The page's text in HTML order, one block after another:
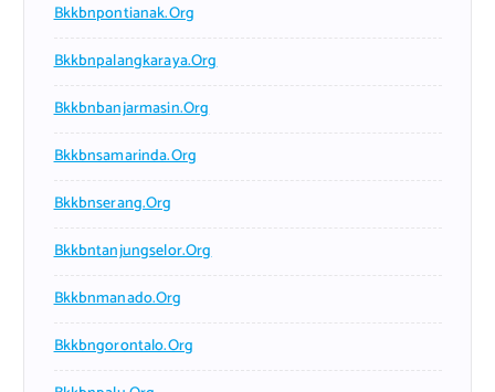
Bkkbnpontianak.org
Bkkbnpalangkaraya.org
Bkkbnbanjarmasin.org
Bkkbnsamarinda.org
Bkkbnserang.org
Bkkbntanjungselor.org
Bkkbnmanado.org
Bkkbngorontalo.org